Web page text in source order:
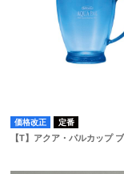
価格改正 定番
【T】アクア・パルカップ